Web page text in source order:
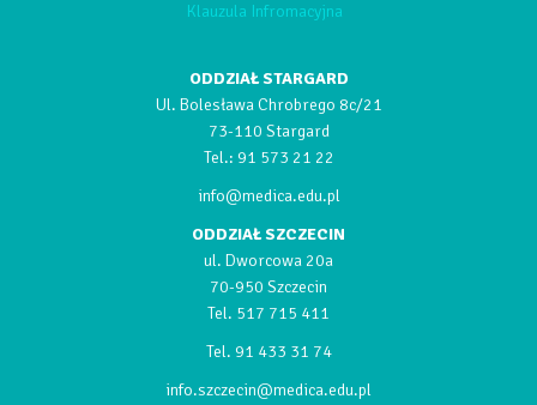
Klauzula Infromacyjna
ODDZIAŁ STARGARD
Ul. Bolesława Chrobrego 8c/21
73-110 Stargard
Tel.: 91 573 21 22
info@medica.edu.pl
ODDZIAŁ SZCZECIN
ul. Dworcowa 20a
70-950 Szczecin
Tel. 517 715 411
Tel. 91 433 31 74
info.szczecin@medica.edu.pl